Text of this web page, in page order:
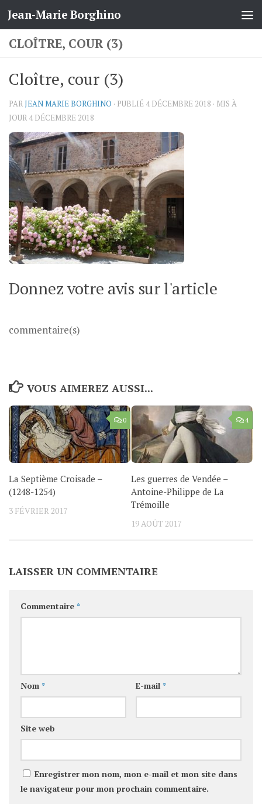
Skip to content
Jean-Marie Borghino
CLOÎTRE, COUR (3)
Cloître, cour (3)
PARJEAN MARIE BORGHINO · PUBLIÉ 4 DÉCEMBRE 2018 · MIS À
JOUR 4 DÉCEMBRE 2018
Donnez votre avis sur l'article
commentaire(s)
VOUS AIMEREZ AUSSI...
0
La Septième Croisade –
(1248-1254)
3 FÉVRIER 2017
4
Les guerres de Vendée –
Antoine-Philippe de La
Trémoille
19 AOÛT 2017
LAISSER UN COMMENTAIRE
Commentaire *
Nom * E-mail *
Site web
Enregistrer mon nom, mon e-mail et mon site dans
le navigateur pour mon prochain commentaire.